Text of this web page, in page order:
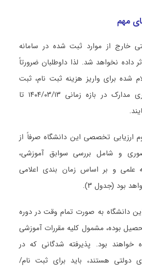
مهم
خارج از موارد ثبت شده در سامانه
داده نخواهد شد. لذا داوطلبان ضرورتاً
شده برای واریز هزینه ثبت نام، ثبت
درخواست و بارگذاری مدارک در بازه زمانی ۱۴۰۴/۰۳/۱۳ تا
.
ارزیابی تخصصی این دانشگاه صرفاً از
و شامل بررسی سوابق آموزشی،
علمی و بر اساس زمان بندی اعلامی
بود (جدول ۳)
.
دانشگاه به صورت تمام وقت در دوره
بوده، مشمول کلیه مقررات آموزشی
خواهند بود. پذیرفته شدگانی که در
دولتی هستند، باید برای ثبت نام/